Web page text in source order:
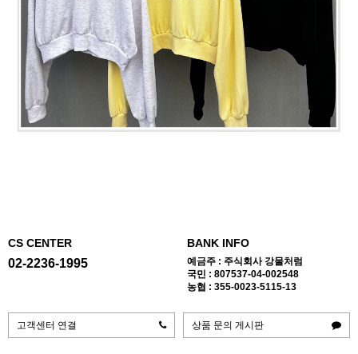
CS CENTER
02-2236-1995
BANK INFO
예금주 : 주식회사 강물처럼
국민 : 807537-04-002548
농협 : 355-0023-5115-13
고객센터 연결 상품 문의 게시판